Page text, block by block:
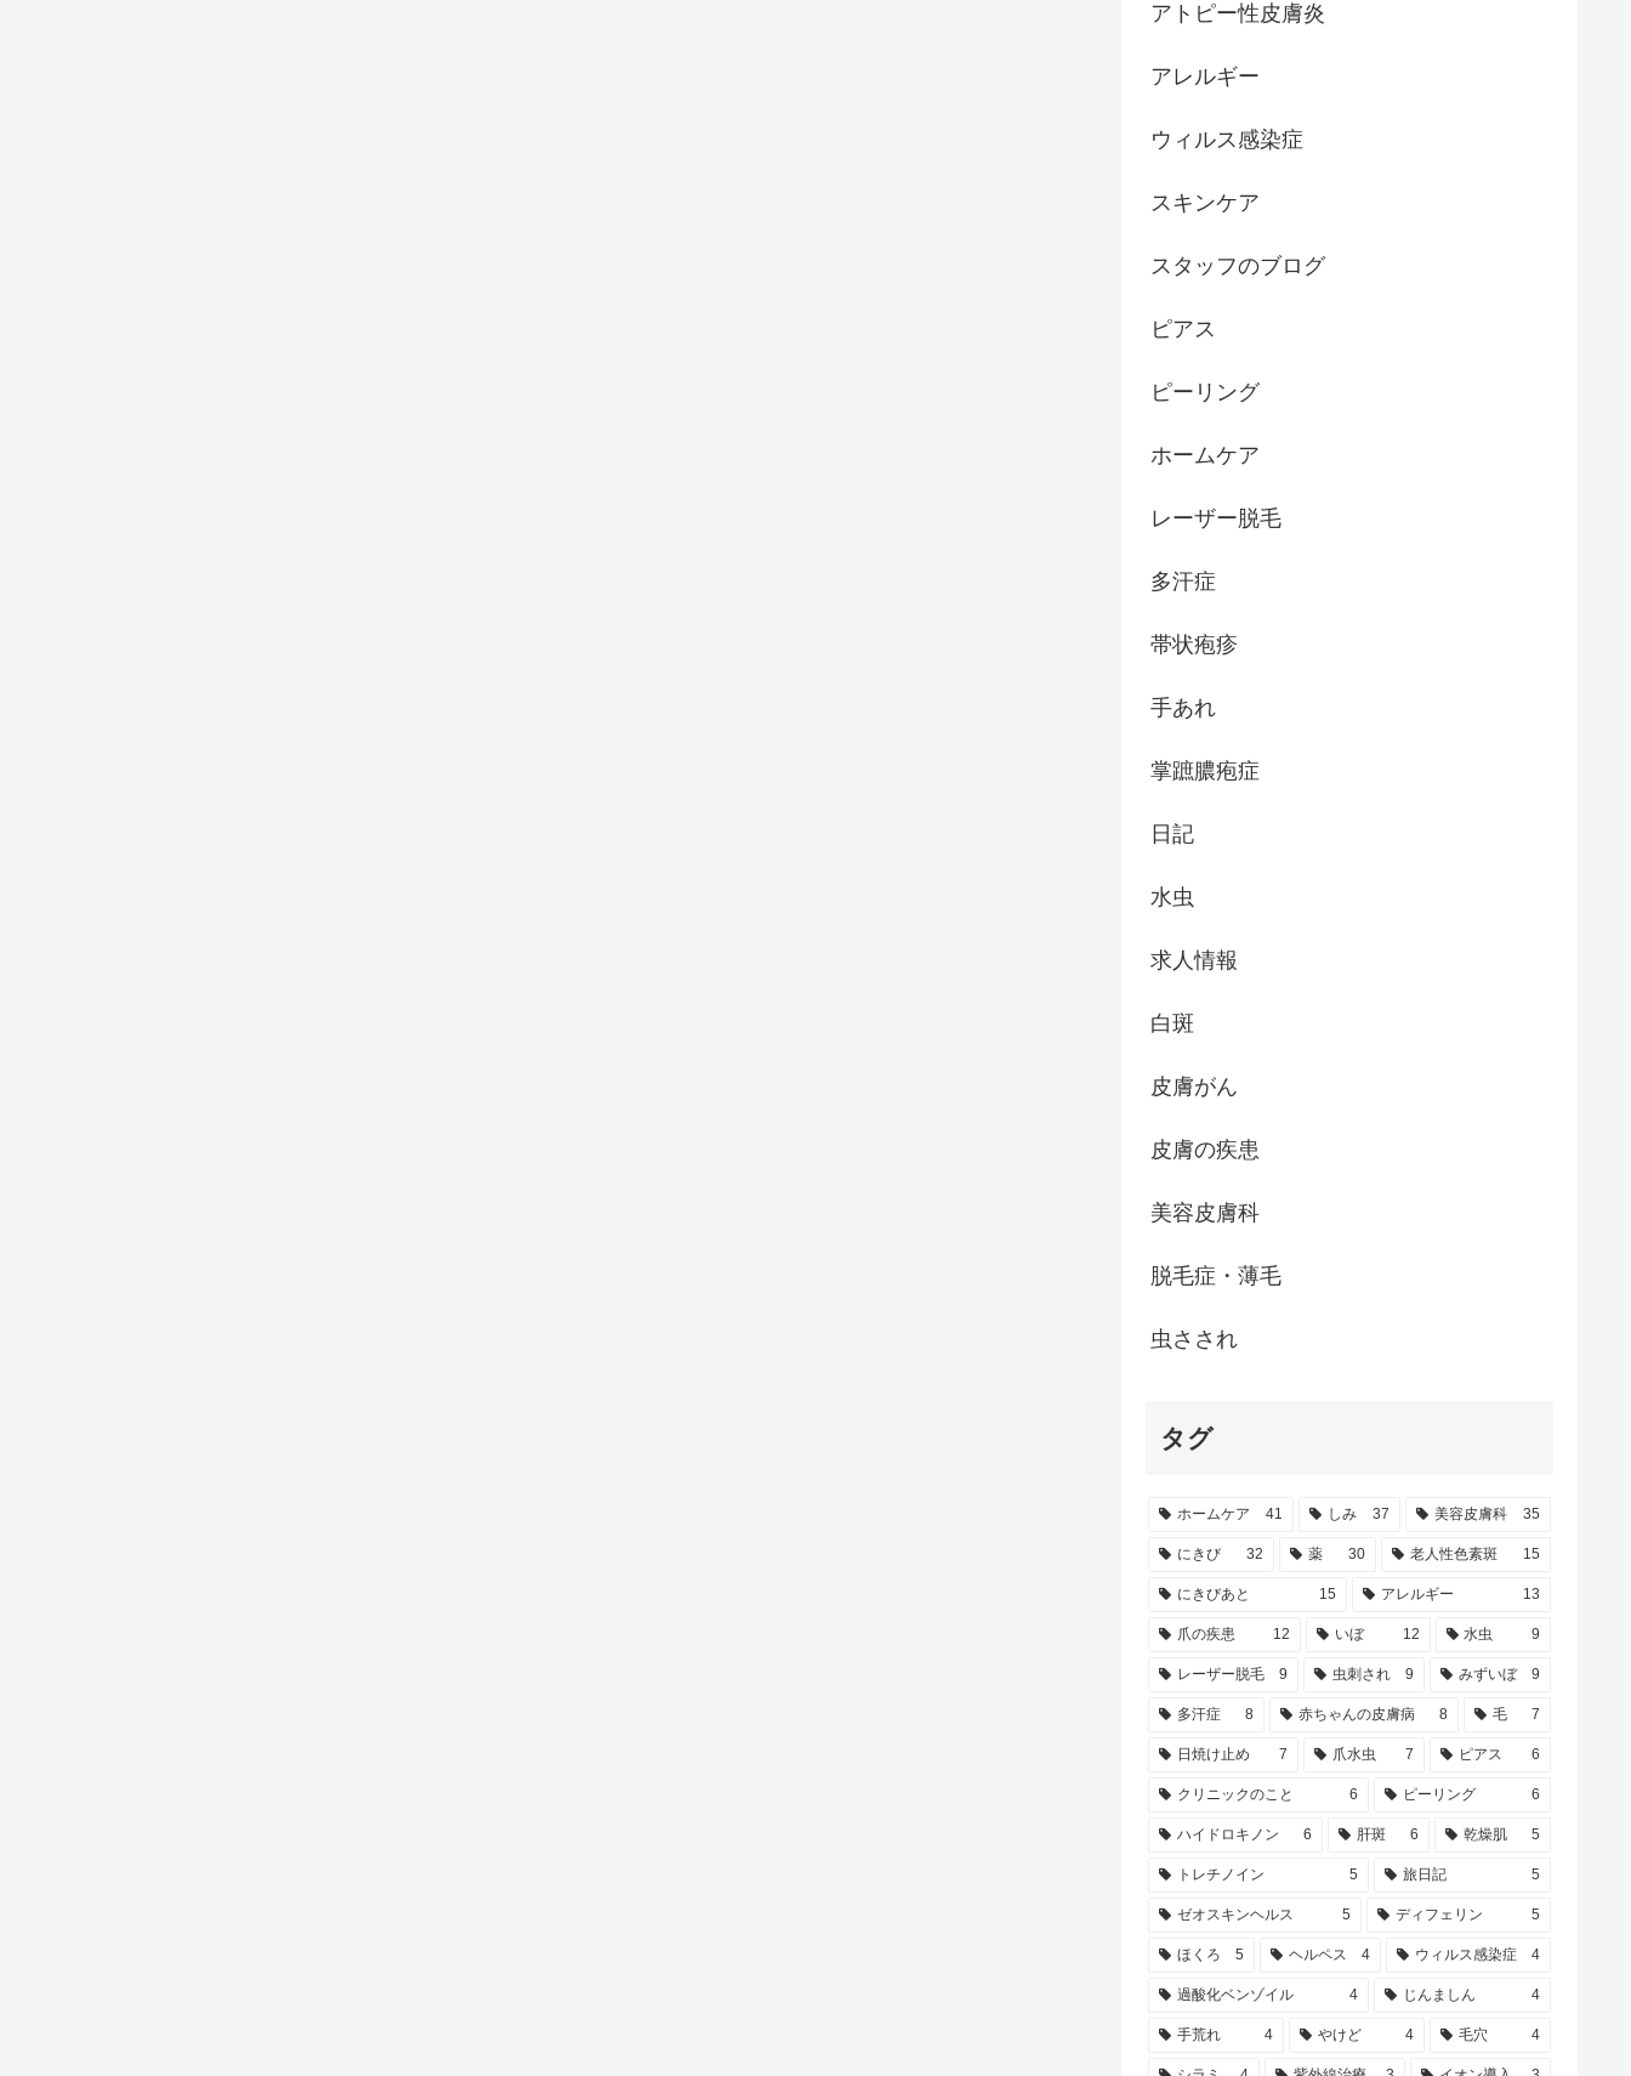
アトピー性皮膚炎
アレルギー
ウィルス感染症
スキンケア
スタッフのブログ
ピアス
ピーリング
ホームケア
レーザー脱毛
多汗症
帯状疱疹
手あれ
掌蹠膿疱症
日記
水虫
求人情報
白斑
皮膚がん
皮膚の疾患
美容皮膚科
脱毛症・薄毛
虫さされ
タグ
ホームケア 41 しみ 37 美容皮膚科 35
にきび 32 薬 30 老人性色素斑 15
にきびあと 15 アレルギー 13
爪の疾患 12 いぼ 12 水虫 9
レーザー脱毛 9 虫刺され 9 みずいぼ 9
多汗症 8 赤ちゃんの皮膚病 8 毛 7
日焼け止め 7 爪水虫 7 ピアス 6
クリニックのこと 6 ピーリング 6
ハイドロキノン 6 肝斑 6 乾燥肌 5
トレチノイン 5 旅日記 5
ゼオスキンヘルス 5 ディフェリン 5
ほくろ 5 ヘルペス 4 ウィルス感染症 4
過酸化ベンゾイル 4 じんましん 4
手荒れ 4 やけど 4 毛穴 4